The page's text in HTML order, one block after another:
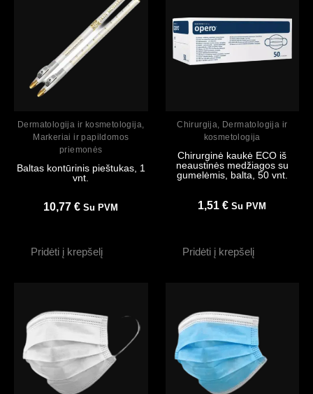
Dermatologija ir kosmetologija,
Markeriai ir papildomos
priemonės
Baltas kontūrinis pieštukas, 1
vnt.
10,77€ Su PVM
Pridėti į krepšelį
Chirurgija, Dermatologija ir
kosmetologija
Chirurginė kaukė ECO iš
neaustinės medžiagos su
gumelėmis, balta, 50 vnt.
1,51€ Su PVM
Pridėti į krepšelį